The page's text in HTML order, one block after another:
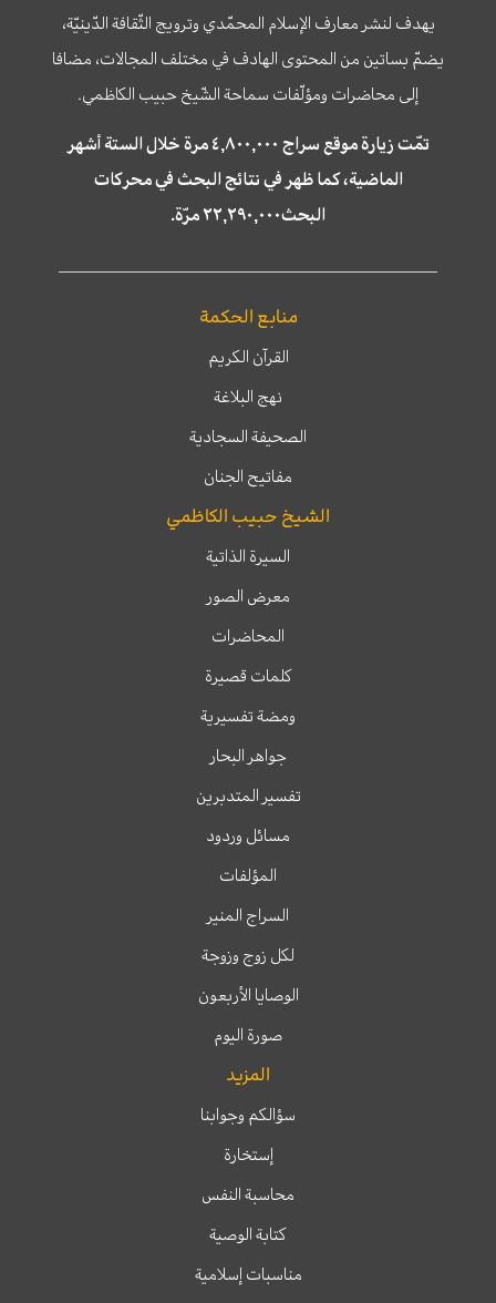
يهدف لنشر معارف الإسلام المحمّدي وترويج الثّقافة الدّينيّة،
يضمّ بساتين من المحتوى الهادف في مختلف المجالات، مضافا
إلى محاضرات ومؤلّفات سماحة الشّيخ حبيب الكاظمي.
تمّت زيارة موقع سراج ٤,٨٠٠,٠٠٠ مرة خلال الستة أشهر
الماضية، كما ظهر في نتائج البحث في محركات
البحث٢٢,٢٩٠,٠٠٠ مرّة.
منابع الحكمة
القرآن الكريم
نهج البلاغة
الصحيفة السجادية
مفاتيح الجنان
الشيخ حبيب الكاظمي
السيرة الذاتية
معرض الصور
المحاضرات
كلمات قصيرة
ومضة تفسيرية
جواهر البحار
تفسير المتدبرين
مسائل وردود
المؤلفات
السراج المنير
لكل زوج وزوجة
الوصايا الأربعون
صورة اليوم
المزيد
سؤالكم وجوابنا
إستخارة
محاسبة النفس
كتابة الوصية
مناسبات إسلامية